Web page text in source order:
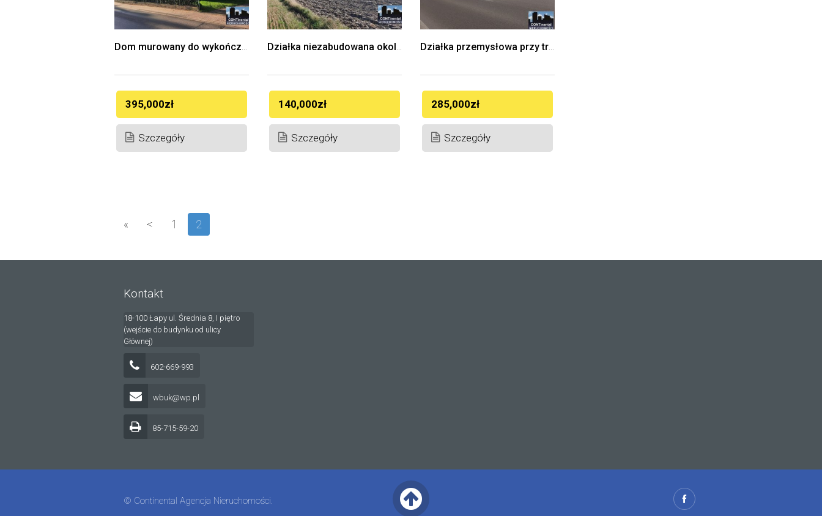
Dom murowany do wykończenia Łapy ul. Leśnikowska
395,000zł
Szczegóły
Działka niezabudowana okolice Łap 2885mkw
140,000zł
Szczegóły
Działka przemysłowa przy trasie Łapy-Białystok
285,000zł
Szczegóły
« < 1 2
Kontakt
18-100 Łapy ul. Średnia 8, I piętro
(wejście do budynku od ulicy
Głównej)
602-669-993
wbuk@wp.pl
85-715-59-20
© Continental Agencja Nieruchomości.